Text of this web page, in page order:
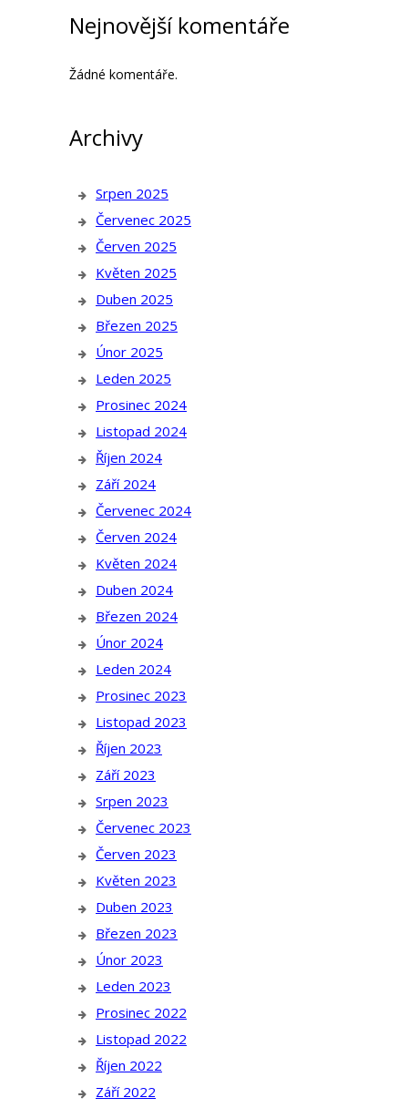
Nejnovější komentáře
Žádné komentáře.
Archivy
Srpen 2025
Červenec 2025
Červen 2025
Květen 2025
Duben 2025
Březen 2025
Únor 2025
Leden 2025
Prosinec 2024
Listopad 2024
Říjen 2024
Září 2024
Červenec 2024
Červen 2024
Květen 2024
Duben 2024
Březen 2024
Únor 2024
Leden 2024
Prosinec 2023
Listopad 2023
Říjen 2023
Září 2023
Srpen 2023
Červenec 2023
Červen 2023
Květen 2023
Duben 2023
Březen 2023
Únor 2023
Leden 2023
Prosinec 2022
Listopad 2022
Říjen 2022
Září 2022